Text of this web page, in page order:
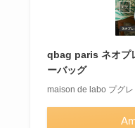
qbag paris ネオプ
ーバッグ
maison de labo プグレ